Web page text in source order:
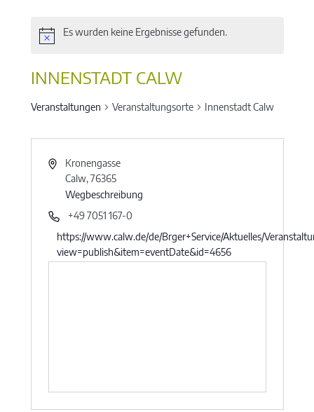
Es wurden keine Ergebnisse gefunden.
INNENSTADT CALW
Veranstaltungen Veranstaltungsorte Innenstadt Calw
Kronengasse
Calw,76365
Wegbeschreibung
+49 7051 167-0
https://www.calw.de/de/Brger+Service/Aktuelles/
view=publish&item=eventDate&id=4656